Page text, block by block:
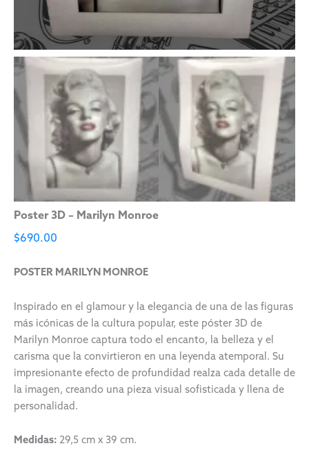
Poster 3D – Marilyn Monroe
$690.00
POSTER MARILYN MONROE
Inspirado en el glamour y la elegancia de una de las figuras
más icónicas de la cultura popular, este póster 3D de
Marilyn Monroe captura todo el encanto, la belleza y el
carisma que la convirtieron en una leyenda atemporal. Su
impresionante efecto de profundidad realza cada detalle de
la imagen, creando una pieza visual sofisticada y llena de
personalidad.
Medidas: 29,5 cm x 39 cm.